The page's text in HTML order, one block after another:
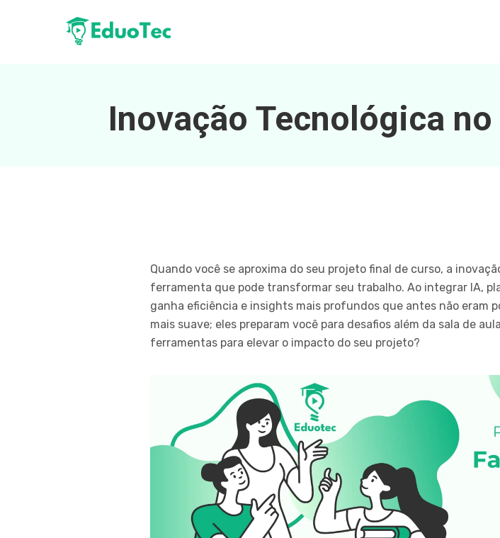
Inovação Tecnológica
Quando você se aproxima do seu projeto final de curso, a
ferramenta que pode transformar seu trabalho. Ao integrar IA,
ganha eficiência e insights mais profundos que antes não eram
mais suave; eles preparam você para desafios além da sala de
ferramentas para elevar o impacto do seu projeto?